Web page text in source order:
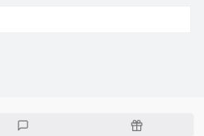
随